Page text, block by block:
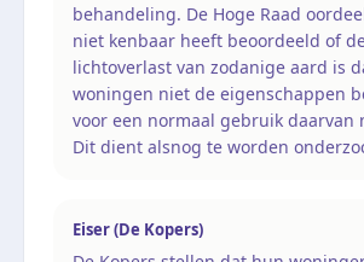
behandeling. De Hoge Raad
niet kenbaar heeft beoordeeld of
lichtoverlast van zodanige aard is
woningen niet de eigenschappen
voor een normaal gebruik daarvan
Dit dient alsnog te worden
Eiser (De Kopers)